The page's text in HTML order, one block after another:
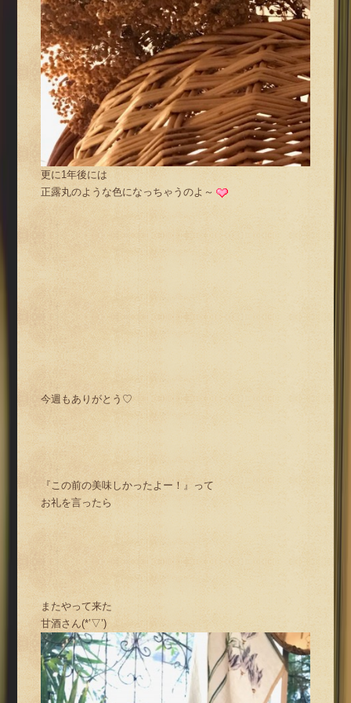
更に1年後には
正露丸のような色になっちゃうのよ～
今週もありがとう♡
『この前の美味しかったよー！』って
お礼を言ったら
またやって来た
甘酒さん(*’▽’)